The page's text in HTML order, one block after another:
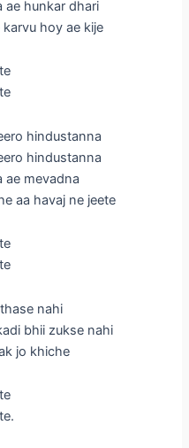
ae hunkar dhari
hoy ae kije
hindustanna
hindustanna
ae mevadna
aa havaj ne jeete
nahi
bhii zukse nahi
jo khiche